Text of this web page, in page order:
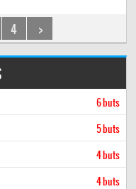
4 >
6 buts
5 buts
4 buts
4 buts